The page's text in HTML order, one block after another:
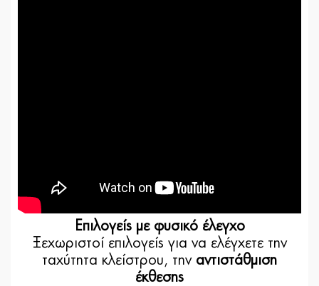
Επιλογείς με φυσικό έλεγχο
Ξεχωριστοί επιλογείς για να ελέγχετε την
ταχύτητα κλείστρου, την αντιστάθμιση
έκθεσης